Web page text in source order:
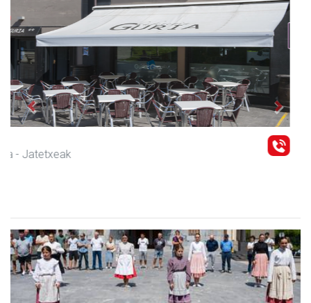
Urnieta - Hezkuntza
Previous Next